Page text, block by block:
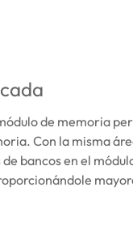
de memoria
Con la misma
bancos en el